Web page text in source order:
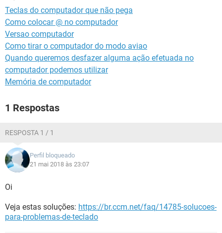
Teclas do computador que não pega
Como colocar @ no computador
Versao computador
Como tirar o computador do modo aviao
Quando queremos desfazer alguma ação efetuada no
computador podemos utilizar
Memória de computador
1 Respostas
RESPOSTA 1 / 1
Perfil bloqueado
21 mai 2018 às 23:07
Oi
Veja estas soluções: https://br.ccm.net/faq/14785-solucoes-
para-problemas-de-teclado